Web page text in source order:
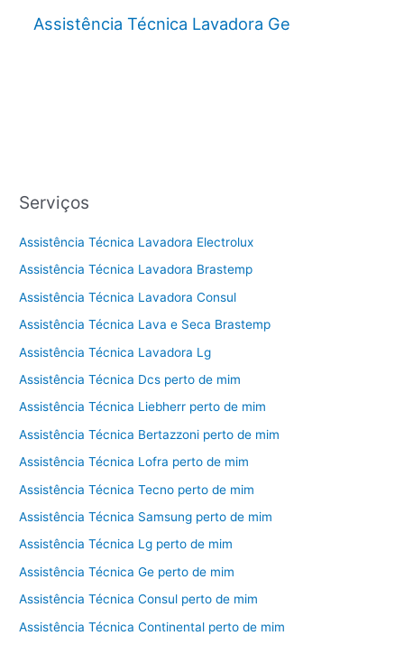
Assistência Técnica Lavadora Ge
Serviços
Assistência Técnica Lavadora Electrolux
Assistência Técnica Lavadora Brastemp
Assistência Técnica Lavadora Consul
Assistência Técnica Lava e Seca Brastemp
Assistência Técnica Lavadora Lg
Assistência Técnica Dcs perto de mim
Assistência Técnica Liebherr perto de mim
Assistência Técnica Bertazzoni perto de mim
Assistência Técnica Lofra perto de mim
Assistência Técnica Tecno perto de mim
Assistência Técnica Samsung perto de mim
Assistência Técnica Lg perto de mim
Assistência Técnica Ge perto de mim
Assistência Técnica Consul perto de mim
Assistência Técnica Continental perto de mim